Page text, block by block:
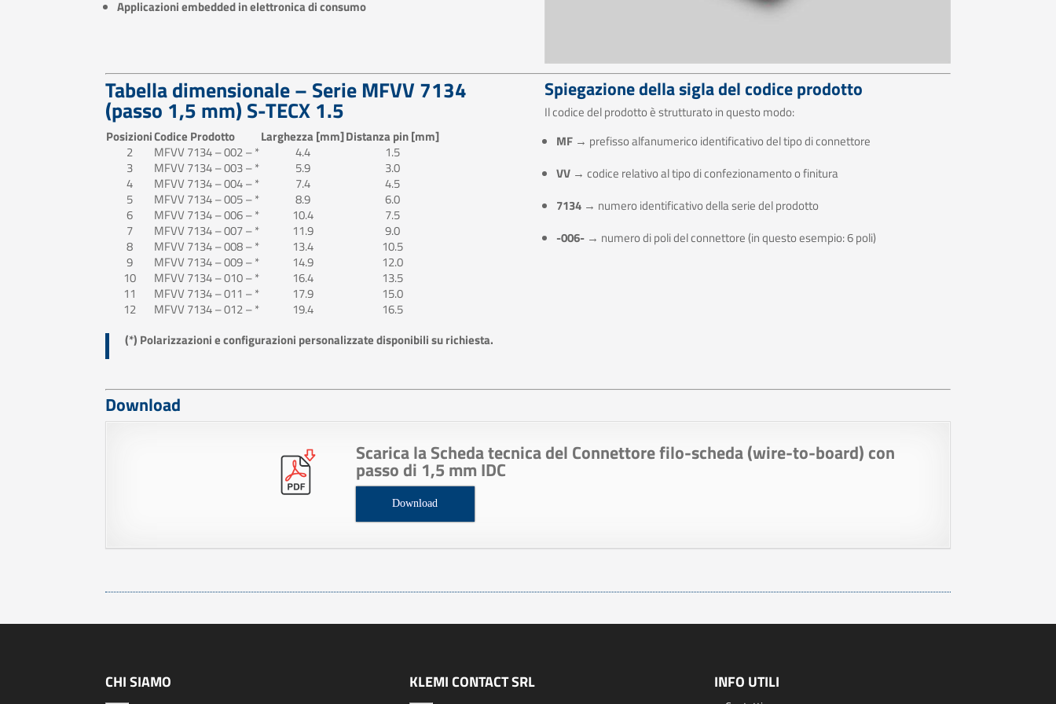
Applicazioni embedded in elettronica di consumo
Tabella dimensionale – Serie MFVV 7134
(passo 1,5 mm) S-TECX 1.5
PosizioniCodice Prodotto Larghezza [mm]Distanza pin [mm]
2
MFVV 7134 – 002 – * 4.4
1.5
3
MFVV 7134 – 003 – * 5.9
3.0
4
MFVV 7134 – 004 – * 7.4
4.5
5
MFVV 7134 – 005 – * 8.9
6.0
6
MFVV 7134 – 006 – * 10.4
7.5
7
MFVV 7134 – 007 – * 11.9
9.0
8
MFVV 7134 – 008 – * 13.4
10.5
9
MFVV 7134 – 009 – * 14.9
12.0
10
MFVV 7134 – 010 – * 16.4
13.5
11
MFVV 7134 – 011 – * 17.9
15.0
12
MFVV 7134 – 012 – * 19.4
16.5
(*) Polarizzazioni e configurazioni personalizzate disponibili su richiesta.
Spiegazione della sigla del codice prodotto
Il codice del prodotto è strutturato in questo modo:
MF → prefisso alfanumerico identificativo del tipo di connettore
VV → codice relativo al tipo di confezionamento o finitura
7134 → numero identificativo della serie del prodotto
-006- → numero di poli del connettore (in questo esempio: 6 poli)
Download
Scarica la Scheda tecnica del Connettore filo-scheda (wire-to-board) con
passo di 1,5 mm IDC
Download
CHI SIAMO KLEMI CONTACT SRL INFO UTILI